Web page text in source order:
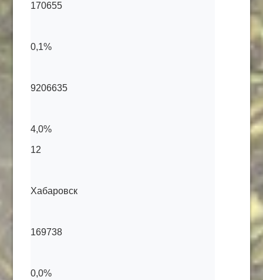
170655
0,1%
9206635
4,0%
12
Хабаровск
169738
0,0%